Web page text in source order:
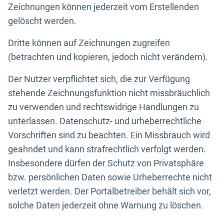
Zeichnungen können jederzeit vom Erstellenden
gelöscht werden.
Dritte können auf Zeichnungen zugreifen
(betrachten und kopieren, jedoch nicht verändern).
Der Nutzer verpflichtet sich, die zur Verfügung
stehende Zeichnungsfunktion nicht missbräuchlich
zu verwenden und rechtswidrige Handlungen zu
unterlassen. Datenschutz- und urheberrechtliche
Vorschriften sind zu beachten. Ein Missbrauch wird
geahndet und kann strafrechtlich verfolgt werden.
Insbesondere dürfen der Schutz von Privatsphäre
bzw. persönlichen Daten sowie Urheberrechte nicht
verletzt werden. Der Portalbetreiber behält sich vor,
solche Daten jederzeit ohne Warnung zu löschen.